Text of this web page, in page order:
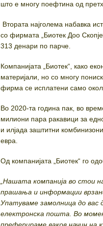
што е многу поефтина од
Втората најголема набавка
со фирмата „Биотек Доо
313 денари по парче.
Компанијата „Биотек“, како
материјали, но со многу
фирма се исплатени само
Во 2020-та година пак, во
милиони пара ракавици за
и илјада заштитни
евра.
Од компанијата „Биотек“ го
„Нашата компанија во стои
прашања и информации
Упатуваме замолница до
електронска пошта. Во